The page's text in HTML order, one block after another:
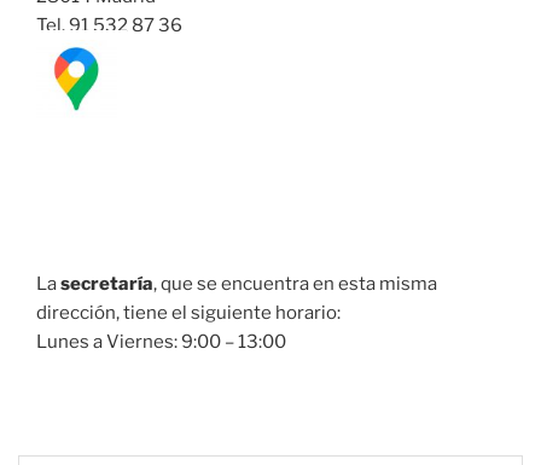
Tel. 91 532 87 36
Lasecretaría, que se encuentra en esta misma
dirección, tiene el siguiente horario:
Lunes a Viernes: 9:00 – 13:00